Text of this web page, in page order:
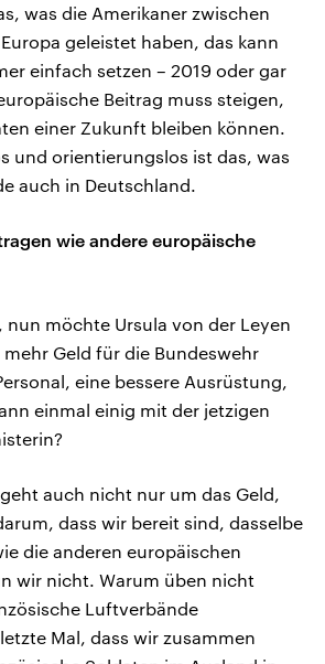
was die Amerikaner zwischen
geleistet haben, das kann
einfach setzen – 2019 oder gar
Beitrag muss steigen,
einer Zukunft bleiben können.
und orientierungslos ist das, was
auch in Deutschland.
wie andere europäische
nun möchte Ursula von der Leyen
Geld für die Bundeswehr
eine bessere Ausrüstung,
einmal einig mit der jetzigen
auch nicht nur um das Geld,
dass wir bereit sind, dasselbe
die anderen europäischen
wir nicht. Warum üben nicht
Luftverbände
Mal, dass wir zusammen